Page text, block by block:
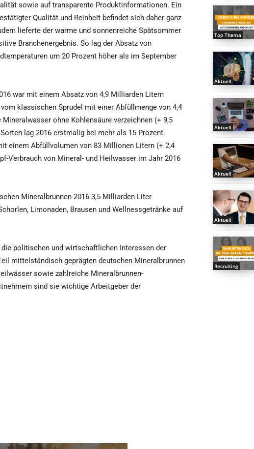
sowie auf transparente Produktinformationen. Ein
Qualität und Reinheit befindet sich daher ganz
lieferte der warme und sonnenreiche Spätsommer
Branchenergebnis. So lag der Absatz von
um 20 Prozent höher als im September
war mit einem Absatz von 4,9 Milliarden Litern
klassischen Sprudel mit einer Abfüllmenge von 4,4
ohne Kohlensäure verzeichnen (+ 9,5
lag 2016 erstmalig bei mehr als 15 Prozent.
einem Abfüllvolumen von 83 Millionen Litern (+ 2,4
Verbrauch von Mineral- und Heilwasser im Jahr 2016
Mineralbrunnen 2016 3,5 Milliarden Liter
Limonaden, Brausen und Wellnessgetränke auf
politischen und wirtschaftlichen Interessen der
mittelständisch geprägten deutschen Mineralbrunnen
sowie zahlreiche Mineralbrunnen-
sind sie wichtige Arbeitgeber der
Top Thema
Aktuell
Aktuell
Aktuell
Aktuell
Recruiting